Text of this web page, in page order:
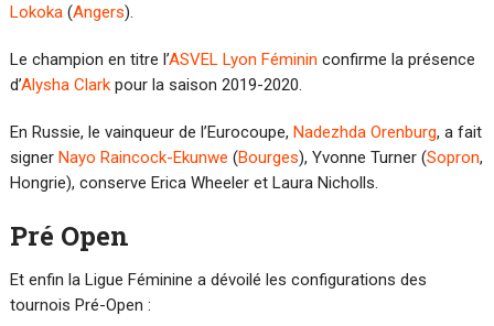
Lokoka(Angers).
Le champion en titre l’ASVEL Lyon Féminin confirme la présence
d’Alysha Clarkpour la saison 2019-2020.
En Russie, le vainqueur de l’Eurocoupe, Nadezhda Orenburg, a fait
signer Nayo Raincock-Ekunwe (Bourges), Yvonne Turner (Sopron,
Hongrie), conserve Erica Wheeler et Laura Nicholls.
Pré Open
Et enfin la Ligue Féminine a dévoilé les configurations des
tournois Pré-Open :